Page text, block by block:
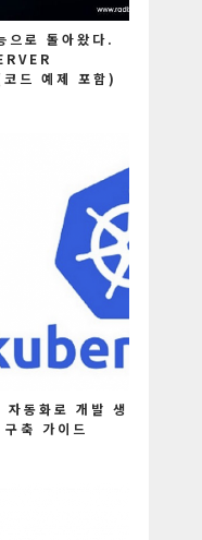
로 돌아왔다.
드 예제 포함)
동화로 개발 생
축 가이드